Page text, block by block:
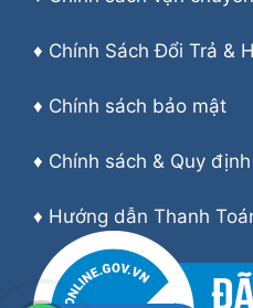
♦ Chính Sách Đổi Trả &
♦ Chính sách bảo mật
♦ Chính sách & Quy
♦ Hướng dẫn Thanh